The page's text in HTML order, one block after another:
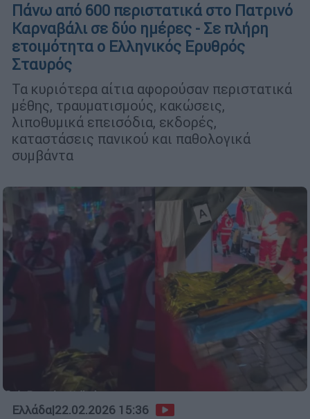
Πάνω από 600 περιστατικά στο Πατρινό
Καρναβάλι σε δύο ημέρες - Σε πλήρη
ετοιμότητα ο Ελληνικός Ερυθρός
Σταυρός
Τα κυριότερα αίτια αφορούσαν περιστατικά
μέθης, τραυματισμούς, κακώσεις,
λιποθυμικά επεισόδια, εκδορές,
καταστάσεις πανικού και παθολογικά
συμβάντα
Ελλάδα|22.02.2026 15:36